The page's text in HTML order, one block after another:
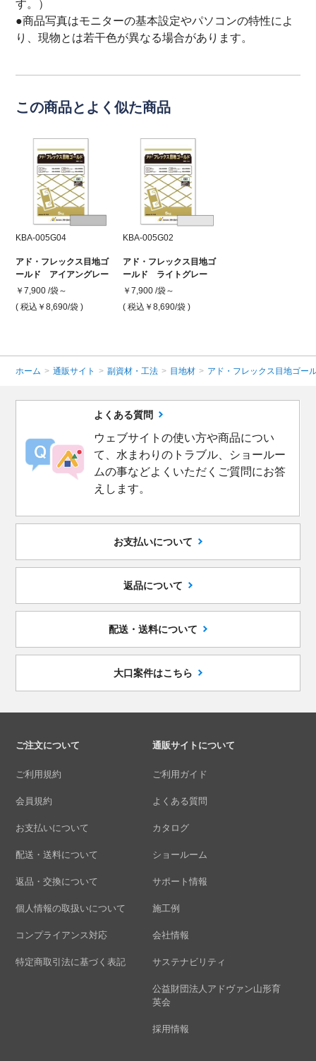
す。）
●商品写真はモニターの基本設定やパソコンの特性によ
り、現物とは若干色が異なる場合があります。
この商品とよく似た商品
KBA-005G04
アド・フレックス目地ゴ
ールド アイアングレー
￥7,900 /袋～
( 税込￥8,690/袋 )
KBA-005G02
アド・フレックス目地ゴ
ールド ライトグレー
￥7,900 /袋～
( 税込￥8,690/袋 )
ホーム > 通販サイト > 副資材・工法 > 目地材 > アド・フレックス目地ゴー
よくある質問
ウェブサイトの使い方や商品につい
て、水まわりのトラブル、ショールー
ムの事などよくいただくご質問にお答
えします。
お支払いについて
返品について
配送・送料について
大口案件はこちら
ご注文について
ご利用規約
会員規約
お支払いについて
配送・送料について
返品・交換について
個人情報の取扱いについて
コンプライアンス対応
特定商取引法に基づく表記
通販サイトについて
ご利用ガイド
よくある質問
カタログ
ショールーム
サポート情報
施工例
会社情報
サステナビリティ
公益財団法人アドヴァン山形育
英会
採用情報